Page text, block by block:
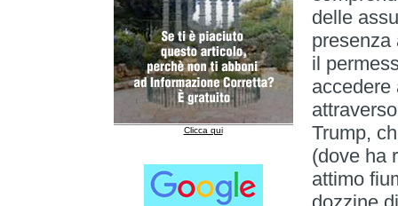
Clicca qui
delle
presenza
il
accedere
Trump,
(dove ha
attimo